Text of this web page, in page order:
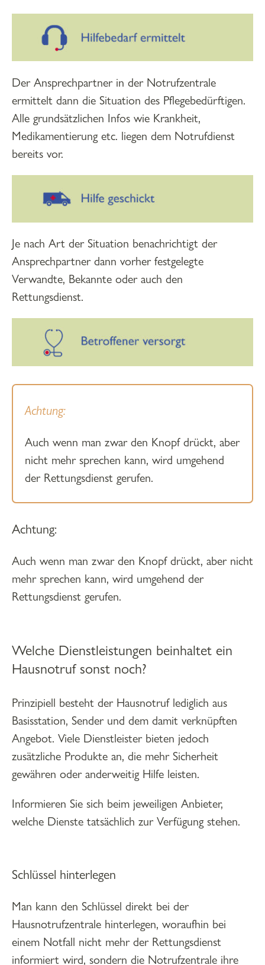
Der Ansprechpartner in der Notrufzentrale
ermittelt dann die Situation des Pflegebedürftigen.
Alle grundsätzlichen Infos wie Krankheit,
Medikamentierung etc. liegen dem Notrufdienst
bereits vor.
Je nach Art der Situation benachrichtigt der
Ansprechpartner dann vorher festgelegte
Verwandte, Bekannte oder auch den
Rettungsdienst.
Achtung:
Auch wenn man zwar den Knopf drückt, aber
nicht mehr sprechen kann, wird umgehend
der Rettungsdienst gerufen.
Achtung:
Auch wenn man zwar den Knopf drückt, aber nicht
mehr sprechen kann, wird umgehend der
Rettungsdienst gerufen.
Welche Dienstleistungen beinhaltet ein
Hausnotruf sonst noch?
Prinzipiell besteht der Hausnotruf lediglich aus
Basisstation, Sender und dem damit verknüpften
Angebot. Viele Dienstleister bieten jedoch
zusätzliche Produkte an, die mehr Sicherheit
gewähren oder anderweitig Hilfe leisten.
Informieren Sie sich beim jeweiligen Anbieter,
welche Dienste tatsächlich zur Verfügung stehen.
Schlüssel hinterlegen
Man kann den Schlüssel direkt bei der
Hausnotrufzentrale hinterlegen, woraufhin bei
einem Notfall nicht mehr der Rettungsdienst
informiert wird, sondern die Notrufzentrale ihre